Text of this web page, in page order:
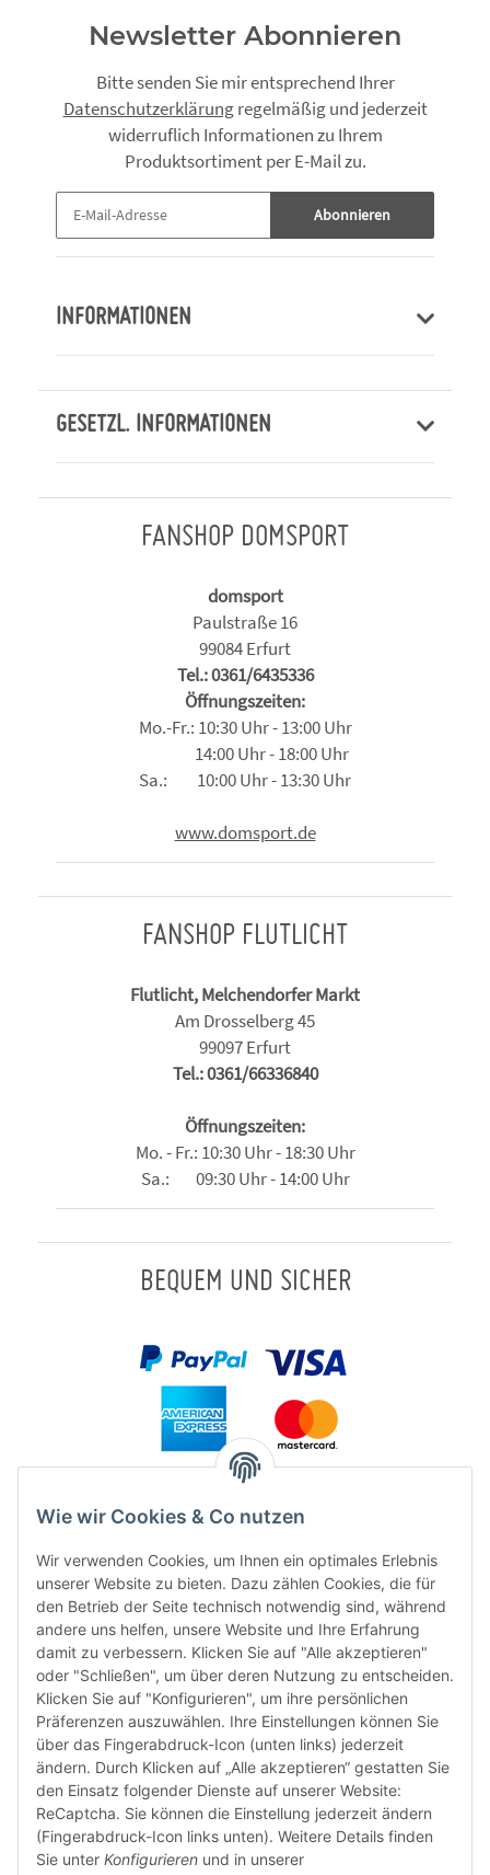
Newsletter Abonnieren
Bitte senden Sie mir entsprechend Ihrer
Datenschutzerklärungregelmäßig und jederzeit
widerruflich Informationen zu Ihrem
Produktsortiment per E-Mail zu.
Abonnieren
INFORMATIONEN
GESETZL. INFORMATIONEN
FANSHOP DOMSPORT
domsport
Paulstraße 16
99084 Erfurt
Tel.: 0361/6435336
Öffnungszeiten:
Mo.-Fr.: 10:30 Uhr - 13:00 Uhr
14:00 Uhr - 18:00 Uhr
Sa.: 10:00 Uhr - 13:30 Uhr
www.domsport.de
FANSHOP FLUTLICHT
Flutlicht, Melchendorfer Markt
Am Drosselberg 45
99097 Erfurt
Tel.: 0361/66336840
Öffnungszeiten:
Mo. - Fr.: 10:30 Uhr - 18:30 Uhr
Sa.: 09:30 Uhr - 14:00 Uhr
BEQUEM UND SICHER
FÜR EUCH UNTERWEGS
Wie wir Cookies & Co nutzen
Wir verwenden Cookies, um Ihnen ein optimales Erlebnis
unserer Website zu bieten. Dazu zählen Cookies, die für
den Betrieb der Seite technisch notwendig sind, während
andere uns helfen, unsere Website und Ihre Erfahrung
damit zu verbessern. Klicken Sie auf "Alle akzeptieren"
oder "Schließen", um über deren Nutzung zu entscheiden.
Klicken Sie auf "Konfigurieren", um ihre persönlichen
Präferenzen auszuwählen. Ihre Einstellungen können Sie
über das Fingerabdruck-Icon (unten links) jederzeit
ändern. Durch Klicken auf „Alle akzeptieren“ gestatten Sie
den Einsatz folgender Dienste auf unserer Website:
ReCaptcha. Sie können die Einstellung jederzeit ändern
(Fingerabdruck-Icon links unten). Weitere Details finden
Sie unter Konfigurieren und in unserer